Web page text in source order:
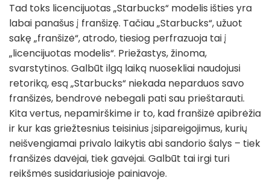
Tad toks licencijuotas „Starbucks“ modelis išties yra
labai panašus į franšizę. Tačiau „Starbucks“, užuot
sakę „franšizė“, atrodo, tiesiog perfrazuoja tai į
„licencijuotas modelis“. Priežastys, žinoma,
svarstytinos. Galbūt ilgą laiką nuosekliai naudojusi
retoriką, esą „Starbucks“ niekada neparduos savo
franšizės, bendrovė nebegali pati sau prieštarauti.
Kita vertus, nepamirškime ir to, kad franšizė apibrėžia
ir kur kas griežtesnius teisinius įsipareigojimus, kurių
neišvengiamai privalo laikytis abi sandorio šalys – tiek
franšizės davėjai, tiek gavėjai. Galbūt tai irgi turi
reikšmės susidariusioje painiavoje.